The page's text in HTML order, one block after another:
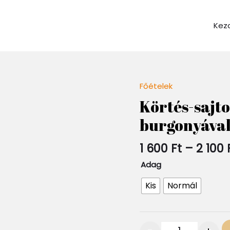
Főételek
Körtés-
1 600 Ft – 2 100
Adag
Kis Normál